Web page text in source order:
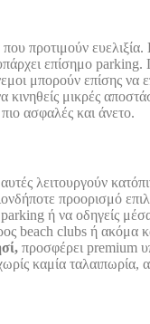
προτιμούν ευελιξία.
επίσημο parking.
μπορούν επίσης να
μικρές
ασφαλές και άνετο.
λειτουργούν
προορισμό
parking ή να οδηγείς
beach clubs ή ακόμα
προσφέρει premium
καμία ταλαιπωρία,